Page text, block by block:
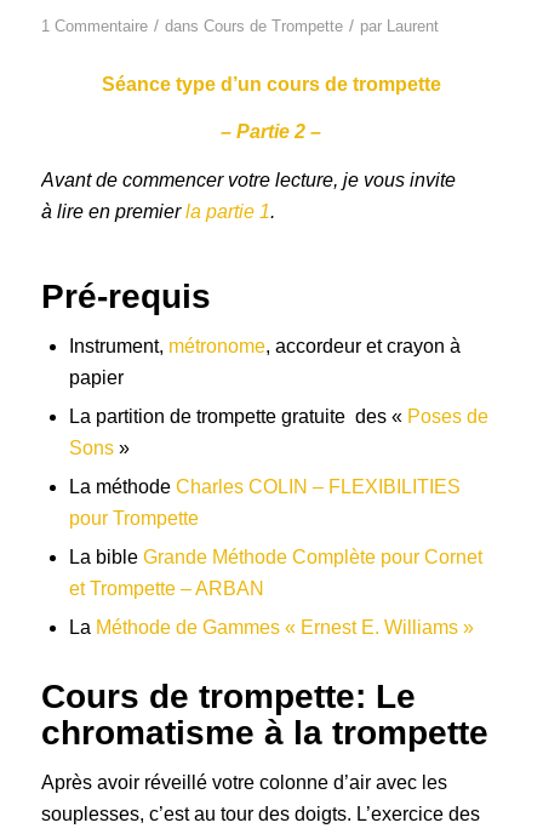
1 Commentaire / dans Cours de Trompette / par Laurent
Séance type d’un cours de trompette
– Partie 2 –
Avant de commencer votre lecture, je vous invite
à lire en premierla partie 1.
Pré-requis
Instrument, métronome, accordeur et crayon à
papier
La partition de trompette gratuite des « Poses de
Sons»
La méthode Charles COLIN – FLEXIBILITIES
pour Trompette
La bible Grande Méthode Complète pour Cornet
et Trompette – ARBAN
La Méthode de Gammes « Ernest E. Williams »
Cours de trompette: Le
chromatisme à la trompette
Après avoir réveillé votre colonne d’air avec les
souplesses, c’est au tour des doigts. L’exercice des